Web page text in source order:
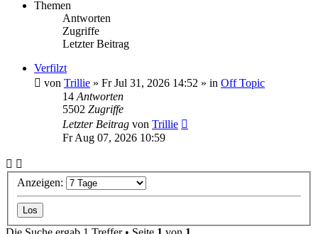
Themen
Antworten
Zugriffe
Letzter Beitrag
Verfilzt
von Trillie » Fr Jul 31, 2026 14:52 » in Off Topic
14 Antworten
5502 Zugriffe
Letzter Beitrag von Trillie
Fr Aug 07, 2026 10:59
Anzeigen: